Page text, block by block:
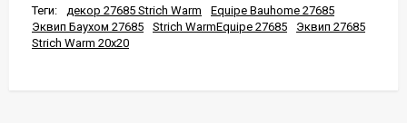
Теги: декор 27685 Strich Warm
Equipe Bauhome 27685
Эквип Баухом 27685
Strich WarmEquipe 27685
Эквип 27685
Strich Warm 20x20